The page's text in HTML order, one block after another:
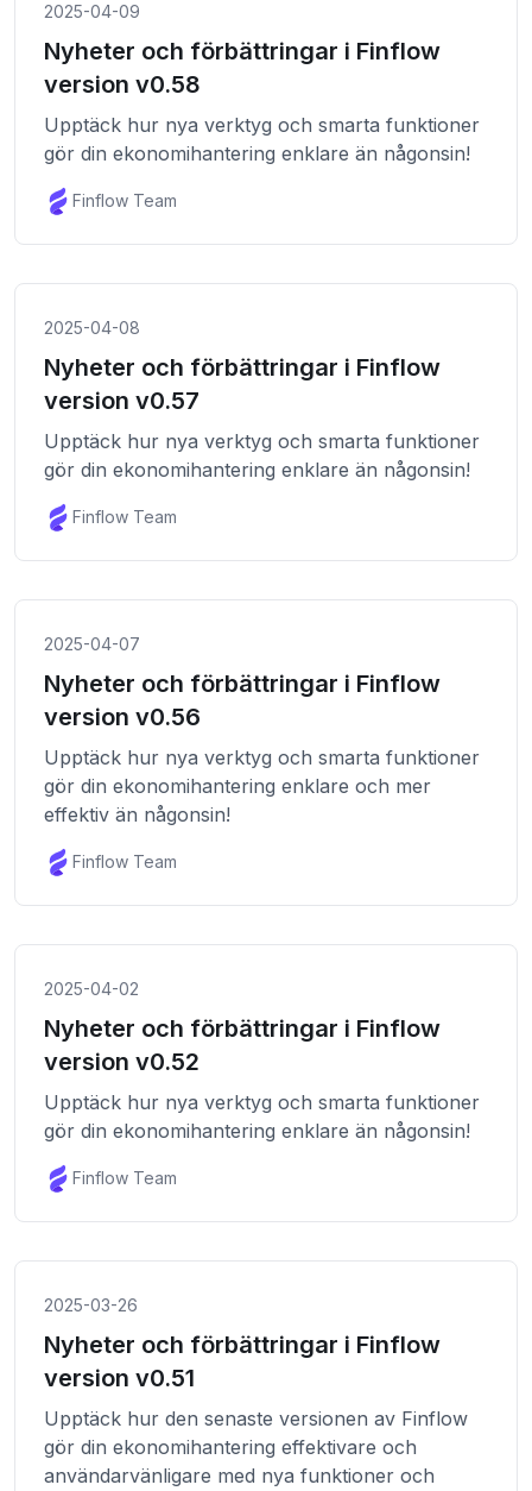
2025-04-09
Nyheter och förbättringar i Finflow
version v0.58
Upptäck hur nya verktyg och smarta funktioner
gör din ekonomihantering enklare än någonsin!
Finflow Team
2025-04-08
Nyheter och förbättringar i Finflow
version v0.57
Upptäck hur nya verktyg och smarta funktioner
gör din ekonomihantering enklare än någonsin!
Finflow Team
2025-04-07
Nyheter och förbättringar i Finflow
version v0.56
Upptäck hur nya verktyg och smarta funktioner
gör din ekonomihantering enklare och mer
effektiv än någonsin!
Finflow Team
2025-04-02
Nyheter och förbättringar i Finflow
version v0.52
Upptäck hur nya verktyg och smarta funktioner
gör din ekonomihantering enklare än någonsin!
Finflow Team
2025-03-26
Nyheter och förbättringar i Finflow
version v0.51
Upptäck hur den senaste versionen av Finflow
gör din ekonomihantering effektivare och
användarvänligare med nya funktioner och